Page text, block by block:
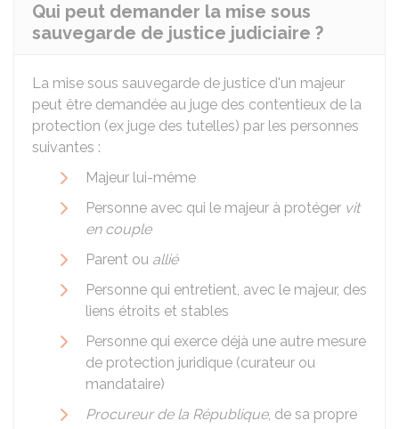
Qui peut demander la mise sous
sauvegarde de justice judiciaire ?
La mise sous sauvegarde de justice d'un majeur
peut être demandée au juge des contentieux de la
protection (ex juge des tutelles) par les personnes
suivantes :
Majeur lui-même
Personne avec qui le majeur à protéger vit
en couple
Parent ou allié
Personne qui entretient, avec le majeur, des
liens étroits et stables
Personne qui exerce déjà une autre mesure
de protection juridique (curateur ou
mandataire)
Procureur de la République, de sa propre